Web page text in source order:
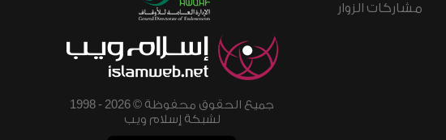
مشاركات الزوار
جميع الحقوق محفوظة © 2026 - 1998
لشبكة إسلام ويب